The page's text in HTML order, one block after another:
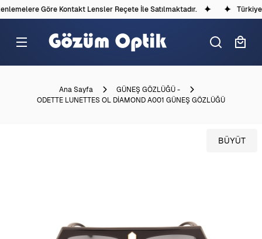
Göre Kontakt Lensler Reçete İle Satılmaktadır.
Ana Sayfa
GÜNEŞ GÖZLÜĞÜ -
ODETTE LUNETTES OL DİAMOND A001 GÜNEŞ GÖZLÜĞÜ
BÜYÜT